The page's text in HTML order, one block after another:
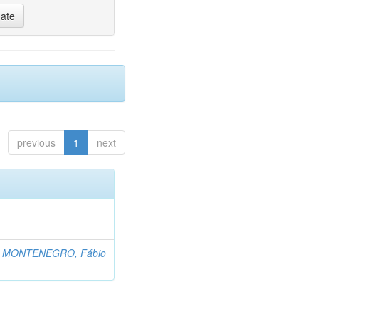
previous 1 next
MONTENEGRO, Fábio